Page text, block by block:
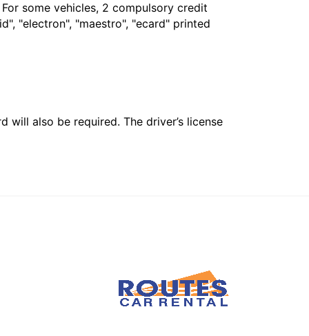
some vehicles, 2 compulsory credit
"electron", "maestro", "ecard" printed
also be required. The driver’s license